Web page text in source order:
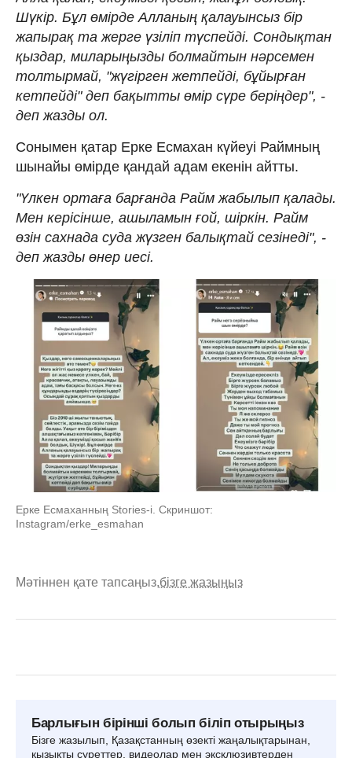
Шүкір. Бұл өмірде Алланың қалауынсыз бір
жапырақ та жерге үзіліп түспейді. Сондықтан
қыздар, миларыңызды болмайтын нәрсемен
толтырмай, "жүгірген жетпейді, бұйырған
кетпейді" деп бақытты өмір сүре беріңдер", -
деп жазды ол.
Сонымен қатар Ерке Есмахан күйеуі Раймның
шынайы өмірде қандай адам екенін айтты.
"Үлкен ортаға барғанда Райм жабылып қалады.
Мен керісінше, ашыламын ғой, шіркін. Райм
өзін сахнада суда жүзген балықтай сезінеді", -
деп жазды өнер иесі.
Ерке Есмаханның Stories-i. Скриншот:
Instagram/erke_esmahan
Мәтіннен қате тапсаңыз,бізге жазыңыз
Барлығын бірінші болып біліп отырыңыз
Бізге жазылып, Қазақстанның өзекті жаңалықтарынан,
қызықты суреттер, видеолар мен эксклюзивтерден